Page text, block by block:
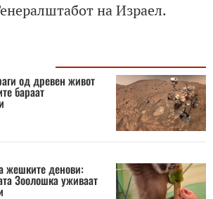
на Израел.
од древен живот
бараат
жешките денови:
Зоолошка уживаат